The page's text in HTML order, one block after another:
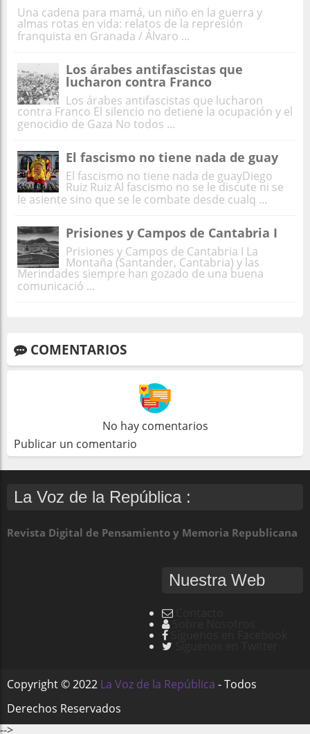
Una cadena para mamá, un niño en la guerra y
almas rotas en vida: relatos de la represión
franquista en Granada / Álvaro ...
Los árabes antifascistas que
lucharon contra Franco
Los árabes antifascistas que lucharon
contra Franco El silencio no detiene la ocupación y el
genocidio de Gaza No todos ...
El fascismo no tiene nada de guay
El fascismo no tiene nada de guayDiego
Ruiz Ruiz Al fascismo no se le discute ni se
le asiente sino que se le combate desde cualq ...
Prisiones y Campos de Cantabria I
Prisiones y Campos de Cantabria I La
Montaña (Santander, Cantabria) y las
Merindades siempre han gozado de una buena
comunicació ...
COMENTARIOS
No hay comentarios
Publicar un comentario
La Voz de la República :
Revista Digital de Pensamiento y Memoria Republicana
Nuestra Web
Copyright ©2022 La Voz de la República - Todos
Derechos Reservados
-->